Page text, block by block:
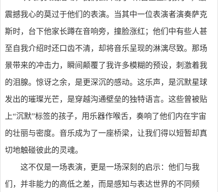
震撼我心的莫过于他们的表演。当其中一位表演者演奏萨克
斯时，台下他家长蹲在音响旁，撞脸涨红；他们中有些人甚
至自我介绍时还口齿不清，却将音乐呈现的淋漓尽致。那场
景带来的冲击力，瞬间颠覆了我许多模糊的预设，刺激着我
的泪腺。惊讶之余，是更深沉的感动。这乐声，是沉默星球
发出的璀璨光芒，是穿越沟通壁垒的独特语言。这些曾被贴
上“沉默”标签的孩子，‌用乐器作喉舌，奏响了他们内在宇宙
的壮丽与密度。音乐成为了一座桥梁，让我们得以短暂却真
切地触碰彼此的灵魂。
这不仅是一场表演，更是一场深刻的启示：他们与我
们，并非能力的高低之差，而是感知与表达世界的不同频